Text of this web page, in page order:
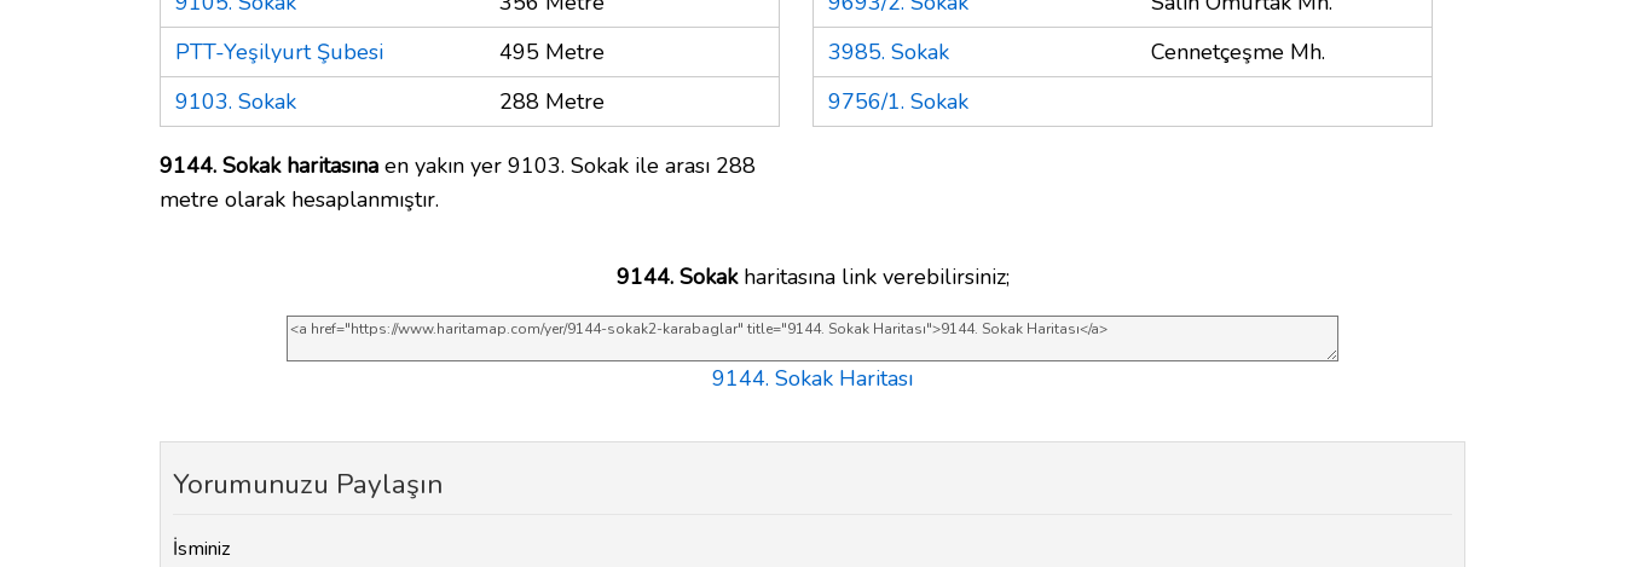
PTT-Yeşilyurt Şubesi
495 Metre
9103. Sokak
288 Metre
9144. Sokak haritasına en yakın yer 9103. Sokak ile arası 288
metre olarak hesaplanmıştır.
3985. Sokak
Cennetçeşme Mh.
9756/1. Sokak
9144. Sokakharitasına link verebilirsiniz;
9144. Sokak Haritası
Yorumunuzu Paylaşın
İsminiz